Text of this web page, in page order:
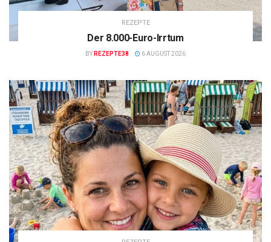
REZEPTE
Der 8.000-Euro-Irrtum
BY REZEPTE38 6 AUGUST 2026